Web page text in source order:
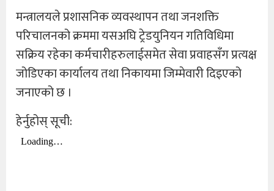
मन्त्रालयले प्रशासनिक व्यवस्थापन तथा जनशक्ति
परिचालनको क्रममा यसअघि ट्रेडयुनियन गतिविधिमा
सक्रिय रहेका कर्मचारीहरुलाईसमेत सेवा प्रवाहसँग प्रत्यक्ष
जोडिएका कार्यालय तथा निकायमा जिम्मेवारी दिइएको
जनाएको छ ।
हेर्नुहोस् सूची: